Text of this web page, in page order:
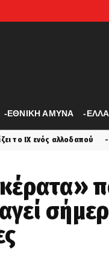
-ΕΘΝΙΚΗ ΑΜΥΝΑ -
latest Σαν σήμερα